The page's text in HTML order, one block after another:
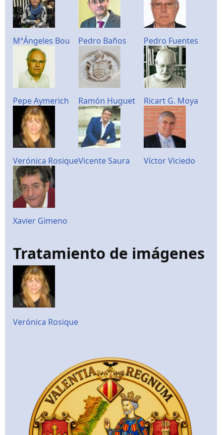
MªÁngeles Bou Pedro Baños Pedro Fuentes
Pepe Aymerich Ramón Huguet Ricart G. Moya
Verónica RosiqueVicente Saura Víctor Viciedo
Xavier Gimeno
Tratamiento de imágenes
Verónica Rosique